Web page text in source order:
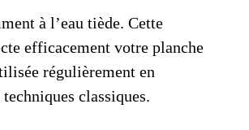
à l’eau tiède. Cette
efficacement votre planche
régulièrement en
classiques.